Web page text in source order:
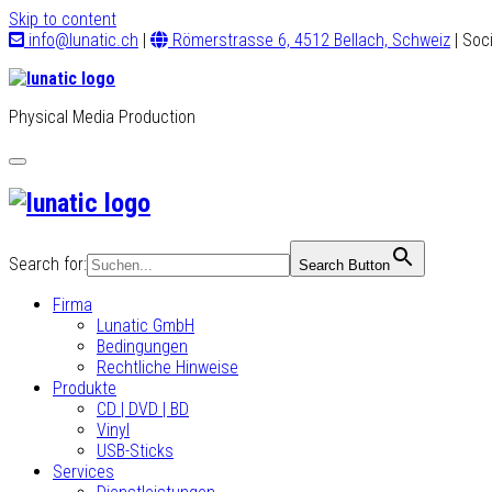
Skip to content
info@lunatic.ch | Römerstrasse 6, 4512 Bellach, Schweiz |
Physical Media Production
Toggle
navigation
Search for: Search Button
Firma
Lunatic GmbH
Bedingungen
Rechtliche Hinweise
Produkte
CD | DVD | BD
Vinyl
USB-Sticks
Services